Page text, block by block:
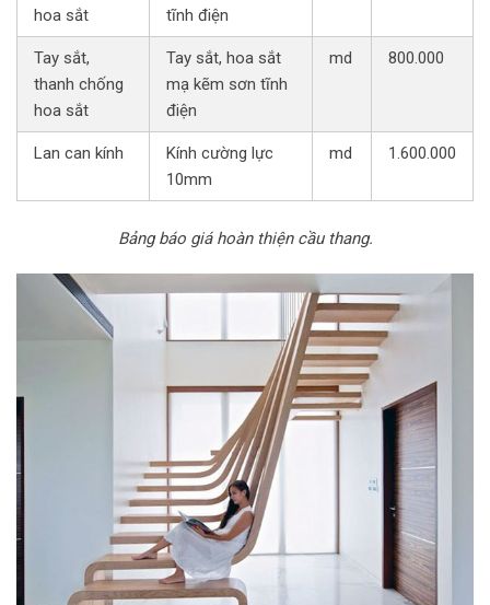
hoa sắt tĩnh điện
Tay sắt,
thanh chống
hoa sắt
Tay sắt, hoa sắt
mạ kẽm sơn tĩnh
điện
md 800.000
Lan can kính
Kính cường lực
10mm
md 1.600.000
Bảng báo giá hoàn thiện cầu thang.